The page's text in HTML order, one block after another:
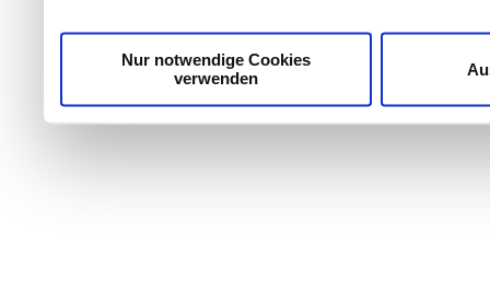
Dienste gesammelt haben.
Nur notwendige Cookies
verwenden